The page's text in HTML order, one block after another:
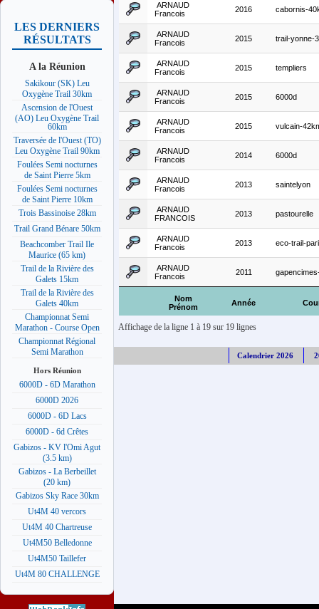
LES DERNIERS
RÉSULTATS
A la Réunion
Sakikour (SK) Leu
Oxygène Trail 30km
Ascension de l'Ouest
(AO) Leu Oxygène Trail
60km
Traversée de l'Ouest (TO)
Leu Oxygène Trail 90km
Foulées Semi nocturnes
de Saint Pierre 5km
Foulées Semi nocturnes
de Saint Pierre 10km
Trois Bassinoise 28km
Trail Grand Bénare 50km
Beachcomber Trail Ile
Maurice (65 km)
Trail de la Rivière des
Galets 15km
Trail de la Rivière des
Galets 40km
Championnat Semi
Marathon - Course Open
Championnat Régional
Semi Marathon
Hors Réunion
6000D - 6D Marathon
6000D 2026
6000D - 6D Lacs
6000D - 6d Crêtes
Gabizos - KV l'Omi Agut
(3.5 km)
Gabizos - La Berbeillet
(20 km)
Gabizos Sky Race 30km
Ut4M 40 vercors
Ut4M 40 Chartreuse
Ut4M50 Belledonne
Ut4M50 Taillefer
Ut4M 80 CHALLENGE
Nom
Prénom
Année
ARNAUD
Francois
2016 cabornis-
ARNAUD
Francois
2015 trail-yonne-
ARNAUD
Francois
2015 templiers
ARNAUD
Francois
2015 6000d
ARNAUD
Francois
2015 vulcain-
ARNAUD
Francois
2014 6000d
ARNAUD
Francois
2013 saintelyon
ARNAUD
FRANCOIS
2013 pastourelle
ARNAUD
Francois
2013 eco-trail-
ARNAUD
Francois
2011
Affichage de la ligne 1 à 19 sur 19 lignes
Calendrier 2026